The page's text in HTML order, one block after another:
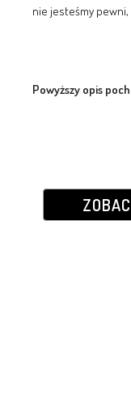
nie jesteśmy
Powyższy opis